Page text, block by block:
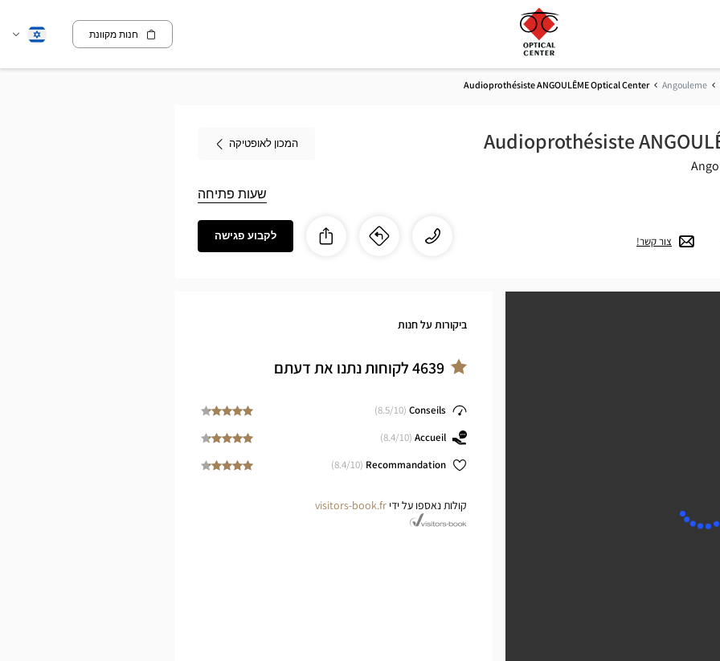
חנות מקוונת
שנהעברית
Angouleme
Audioprothésiste ANGOULÊME Optical Center
Audioprothésiste
צור קשר!
המכון לאופטיקה
שעות פתיחה
התקשר
Center
שיחה לו"ז
לחנות
Center
לַחֲלוֹק
לקבוע פגישה
ביקורות על חנות
4639לקוחות נתנו את דעתם
Conseils
(
8.5/10)
Accueil
(
8.4/10)
Recommandation
(
8.4/10)
קולות נאספו על ידי visitors-book.fr